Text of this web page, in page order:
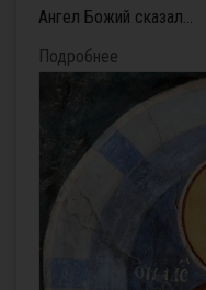
Ангел Божий сказал...
Подробнее